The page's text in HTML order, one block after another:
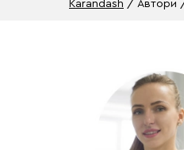
Karandash Автори